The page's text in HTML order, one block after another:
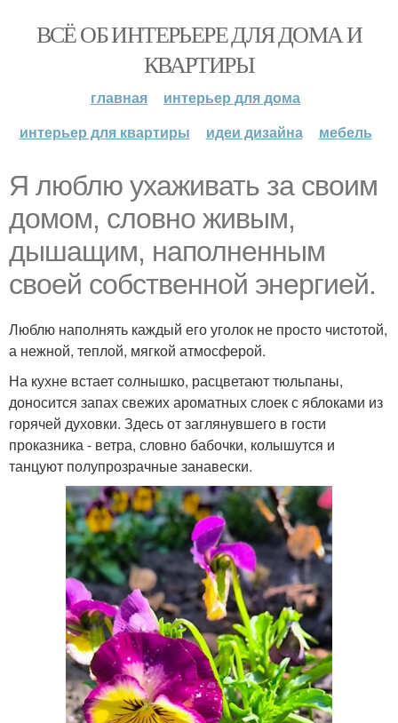
ВСЁ ОБ ИНТЕРЬЕРЕ ДЛЯ ДОМА И
КВАРТИРЫ
главная
интерьер для дома
интерьер для квартиры
идеи дизайна мебель
Я люблю ухаживать за своим
домом, словно живым,
дышащим, наполненным
своей собственной энергией.
Люблю наполнять каждый его уголок не просто чистотой,
а нежной, теплой, мягкой атмосферой.
На кухне встает солнышко, расцветают тюльпаны,
доносится запах свежих ароматных слоек с яблоками из
горячей духовки. Здесь от заглянувшего в гости
проказника - ветра, словно бабочки, колышутся и
танцуют полупрозрачные занавески.